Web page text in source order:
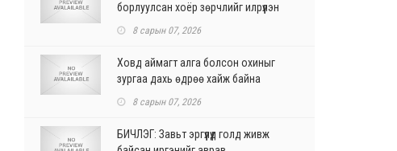
борлуулсан хоёр зөрчлийг илрүүлэн
8 сарын 07, 2026
Ховд аймагт алга болсон охиныг
зургаа дахь өдрөө хайж байна
8 сарын 07, 2026
БИЧЛЭГ: Завьт эргүүлүүд голд живж